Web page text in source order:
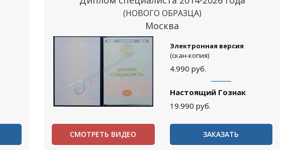
(НОВОГО ОБРАЗЦА)
Москва
Электронная версия
(скан-копия)
4.990 руб.
Настоящий Гознак
19.990 руб.
СМОТРЕТЬ ВИДЕО ЗАКАЗАТЬ